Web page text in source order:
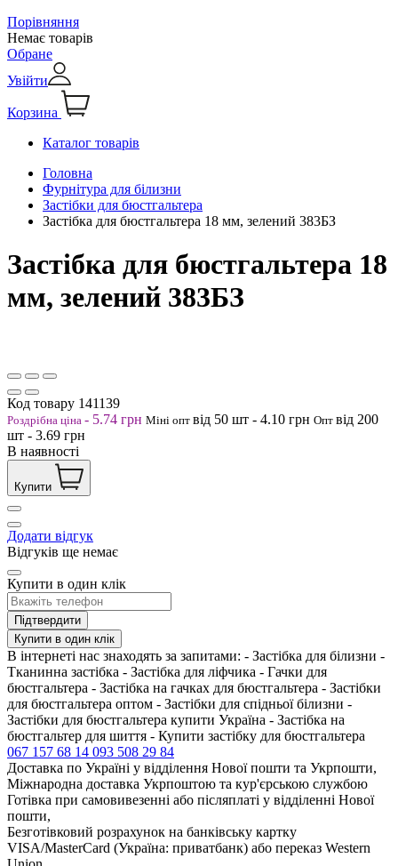
Порівняння
Немає товарів
Обране
Увійти
Корзина
Каталог товарів
Головна
Фурнітура для білизни
Застібки для бюстгальтера
Застібка для бюстгальтера 18 мм, зелений 383БЗ
Застібка для бюстгальтера 18
мм, зелений 383БЗ
Код товару 141139
Роздрібна ціна - 5.74 грн Міні опт від 50 шт - 4.10 грн Опт від 200
шт - 3.69 грн
В наявності
Купити
Додати відгук
Відгуків ще немає
Купити в один клік
Підтвердити
Купити в один клік
В інтернеті нас знаходять за запитами: - Застібка для білизни -
Тканинна застібка - Застібка для ліфчика - Гачки для
бюстгальтера - Застібка на гачках для бюстгальтера - Застібки
для бюстгальтера оптом - Застібки для спідньої білизни -
Застібки для бюстгальтера купити Україна - Застібка на
бюстгальтер для шиття - Купити застібку для бюстгальтера
067 157 68 14 093 508 29 84
Доставка по Україні у відділення Нової пошти та Укрпошти,
Міжнародна доставка Укрпоштою та кур'єрською службою
Готівка при самовивезенні або післяплаті у відділенні Нової
пошти,
Безготівковий розрахунок на банківську картку
VISA/MasterCard (Україна: приватбанк) або переказ Western